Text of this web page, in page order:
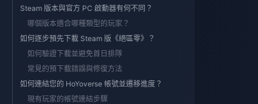
Steam 版本與官方 PC 啟動器有何不同？
哪個版本適合哪種類型的玩家？
如何逐步預先下載 Steam 版《絕區零》？
如何驗證下載並避免首日排隊
常見的預下載錯誤與修復方法
如何連結您的 HoYoverse 帳號並遷移進度？
現有玩家的帳號連結步驟